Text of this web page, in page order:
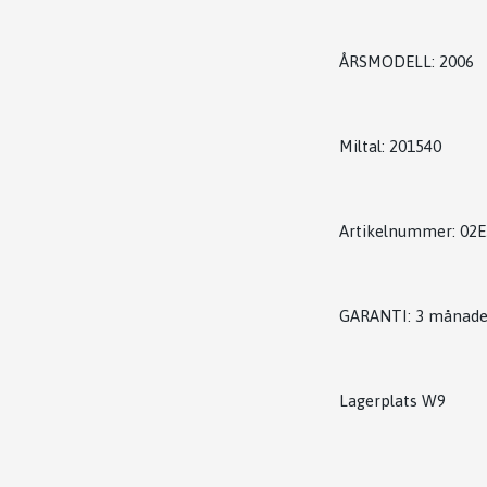
ÅRSMODELL: 2006
Miltal: 201540
Artikelnummer:
GARANTI: 3
Lagerplats W9